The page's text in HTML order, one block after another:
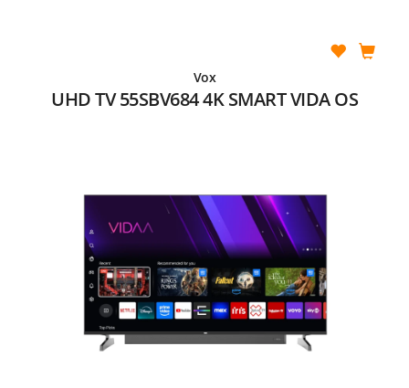
Vox
UHD TV 55SBV684 4K SMART VIDA OS